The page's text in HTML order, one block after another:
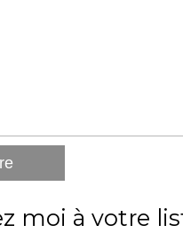
moi à votre